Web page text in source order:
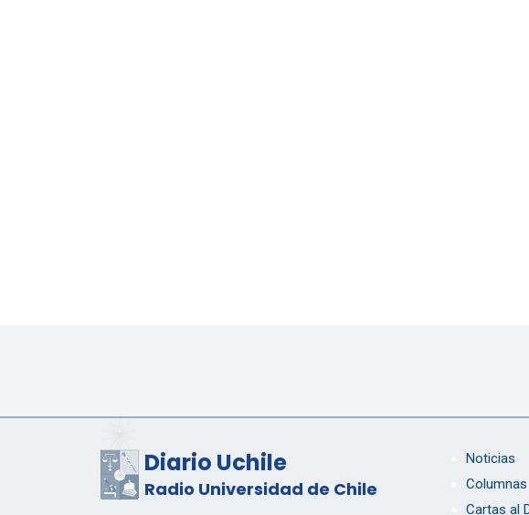
Diario Uchile
Radio Universidad de Chile
Noticias
Columnas
Cartas al